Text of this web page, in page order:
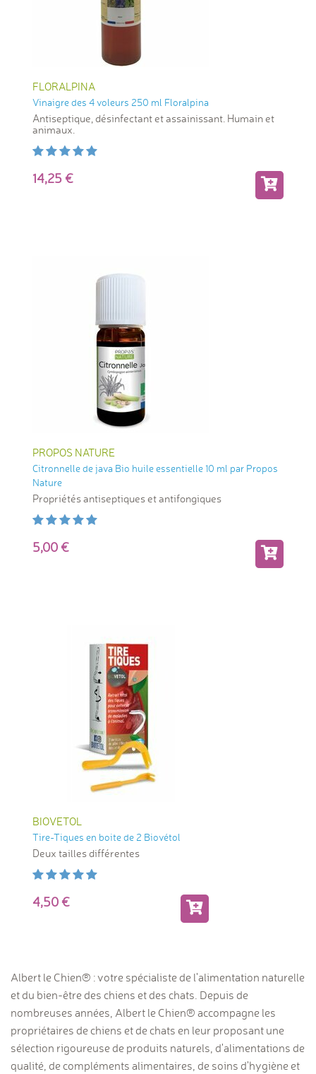
FLORALPINA
Vinaigre des 4 voleurs 250 ml Floralpina
Antiseptique, désinfectant et assainissant. Humain et
animaux.
14,25
PROPOS NATURE
Citronnelle de java Bio huile essentielle 10 ml par Propos
Nature
Propriétés antiseptiques et antifongiques
5,00
BIOVETOL
Tire-Tiques en boite de 2 Biovétol
Deux tailles différentes
4,50
Albert le Chien® : votre spécialiste de l'alimentation naturelle
et du bien-être des chiens et des chats. Depuis de
nombreuses années, Albert le Chien® accompagne les
propriétaires de chiens et de chats en leur proposant une
sélection rigoureuse de produits naturels, d'alimentations de
qualité, de compléments alimentaires, de soins d'hygiène et